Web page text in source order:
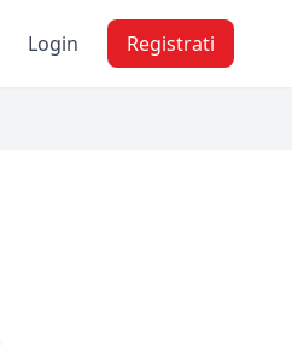
Login Registrati